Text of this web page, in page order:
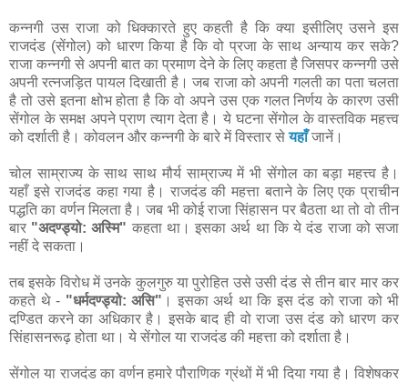
कन्नगी उस राजा को धिक्कारते हुए कहती है कि क्या इसीलिए उसने इस
राजदंड (सेंगोल) को धारण किया है कि वो प्रजा के साथ अन्याय कर सके?
राजा कन्नगी से अपनी बात का प्रमाण देने के लिए कहता है जिसपर कन्नगी उसे
अपनी रत्नजड़ित पायल दिखाती है। जब राजा को अपनी गलती का पता चलता
है तो उसे इतना क्षोभ होता है कि वो अपने उस एक गलत निर्णय के कारण उसी
सेंगोल के समक्ष अपने प्राण त्याग देता है। ये घटना सेंगोल के वास्तविक महत्त्व
को दर्शाती है। कोवलन और कन्नगी के बारे में विस्तार सेयहाँजानें।
चोल साम्राज्य के साथ साथ मौर्य साम्राज्य में भी सेंगोल का बड़ा महत्त्व है।
यहाँ इसे राजदंड कहा गया है। राजदंड की महत्ता बताने के लिए एक प्राचीन
पद्धति का वर्णन मिलता है। जब भी कोई राजा सिंहासन पर बैठता था तो वो तीन
बार "अदण्ड्यो: अस्मि" कहता था। इसका अर्थ था कि ये दंड राजा को सजा
नहीं दे सकता।
तब इसके विरोध में उनके कुलगुरु या पुरोहित उसे उसी दंड से तीन बार मार कर
कहते थे - "धर्मदण्ड्यो: असि" । इसका अर्थ था कि इस दंड को राजा को भी
दण्डित करने का अधिकार है। इसके बाद ही वो राजा उस दंड को धारण कर
सिंहासनरूढ़ होता था। ये सेंगोल या राजदंड की महत्ता को दर्शाता है।
सेंगोल या राजदंड का वर्णन हमारे पौराणिक ग्रंथों में भी दिया गया है। विशेषकर